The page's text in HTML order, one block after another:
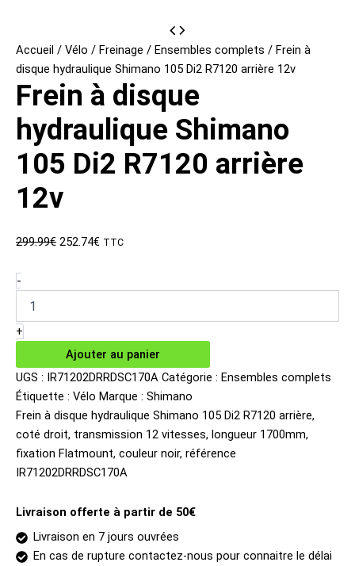
Accueil / Vélo / Freinage / Ensembles complets / Frein à
disque hydraulique Shimano 105 Di2 R7120 arrière 12v
Frein à disque
hydraulique Shimano
105 Di2 R7120 arrière
12v
299.99€ Le
252.74€LeTTC
-
de
Frein
à
disque
hydraulique
Shimano
105
Di2
R7120
arrière
12v
+
Ajouter au panier
UGS :
IR71202DRRDSC170A Catégorie : Ensembles complets
Étiquette : Vélo Marque : Shimano
Frein à disque hydraulique Shimano 105 Di2 R7120 arrière,
coté droit, transmission 12 vitesses, longueur 1700mm,
fixation Flatmount, couleur noir, référence
IR71202DRRDSC170A
Livraison offerte à partir de 50€
Livraison en 7 jours ouvrées
En cas de rupture contactez-nous pour connaitre le délai